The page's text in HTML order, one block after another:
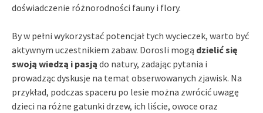
doświadczenie różnorodności fauny i flory.
By w pełni wykorzystać potencjał tych wycieczek, warto być
aktywnym uczestnikiem zabaw. Dorosli mogą dzielić się
swoją wiedzą i pasją do natury, zadając pytania i
prowadząc dyskusje na temat obserwowanych zjawisk. Na
przykład, podczas spaceru po lesie można zwrócić uwagę
dzieci na różne gatunki drzew, ich liście, owoce oraz